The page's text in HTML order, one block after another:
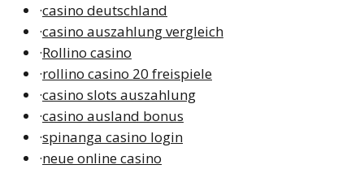
·casino deutschland
·casino auszahlung vergleich
·Rollino casino
·rollino casino 20 freispiele
·casino slots auszahlung
·casino ausland bonus
·spinanga casino login
·neue online casino